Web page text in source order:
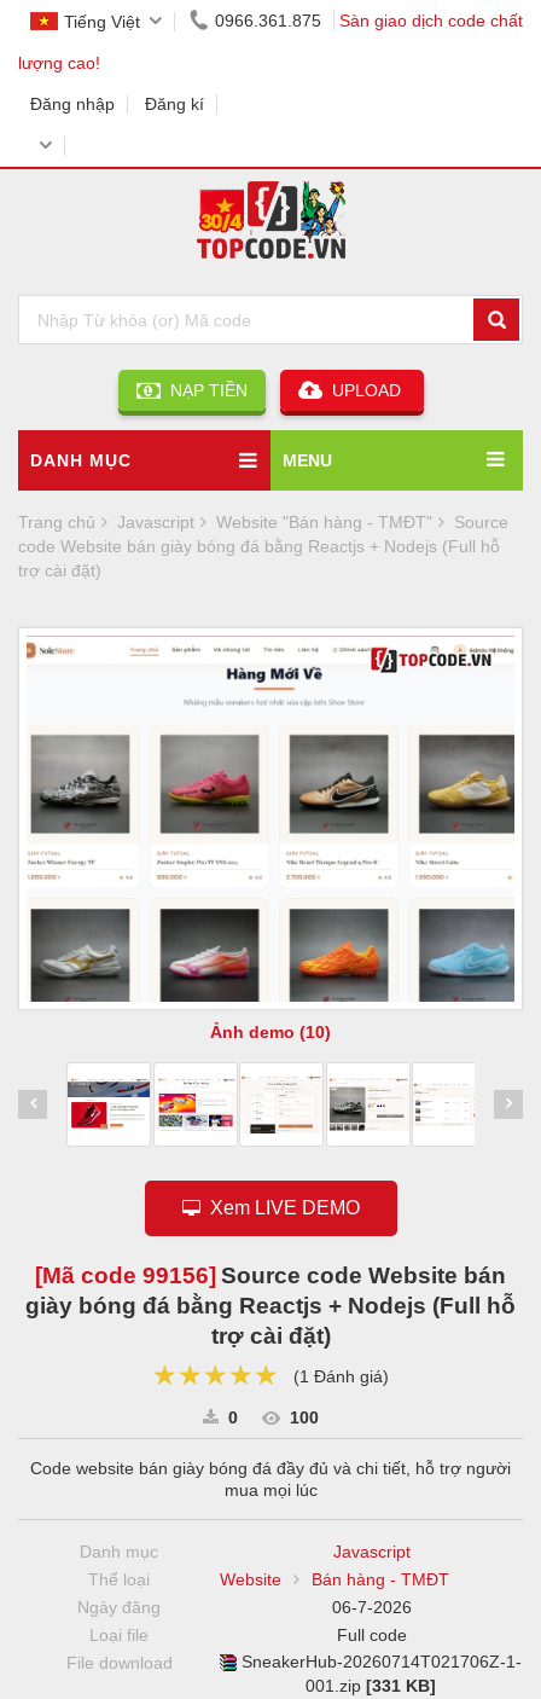
Tiếng Việt 0966.361.875 Sàn giao dịch code chất
lượng cao!
Đăng nhập Đăng kí
NẠP TIỀN UPLOAD
DANH MỤC MENU
Trang chủ Javascript Website "Bán hàng - TMĐT"
Source
code Website bán giày bóng đá bằng Reactjs + Nodejs (Full hỗ
trợ cài đặt)
Ảnh demo (10)
Xem LIVE DEMO
[Mã code 99156] Source code Website bán
giày bóng đá bằng Reactjs + Nodejs (Full hỗ
trợ cài đặt)
★★★★★
★★★★★
★★★★★ (1 Đánh giá)
0 100
Code website bán giày bóng đá đầy đủ và chi tiết, hỗ trợ người
mua mọi lúc
Danh mục
Javascript
Thể loại
Website
Bán hàng - TMĐT
Ngày đăng
06-7-2026
Loại file
Full code
File download
SneakerHub-20260714T021706Z-1-
001.zip[331 KB]